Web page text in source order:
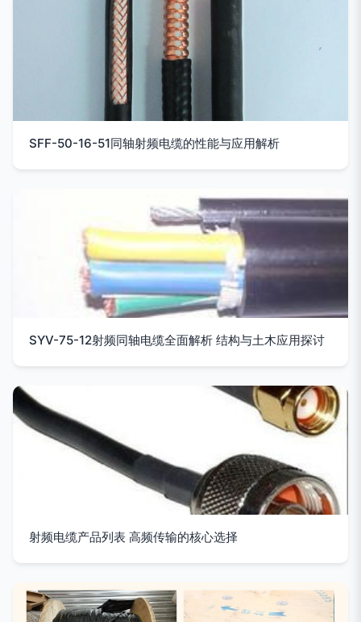
SFF-50-16-51同轴射频电缆的性能与应用解析
SYV-75-12射频同轴电缆全面解析 结构与土木应用探讨
射频电缆产品列表 高频传输的核心选择